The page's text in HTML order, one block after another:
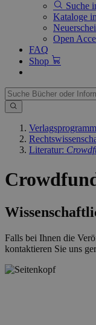
Suche
Kataloge
Open
FAQ
Shop
Verlagsprogramm
Literatur:
Falls bei Ihnen die
kontaktieren Sie uns